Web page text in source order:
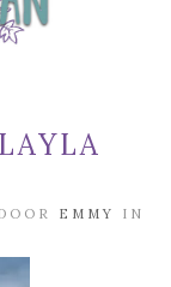
EMMY
IN